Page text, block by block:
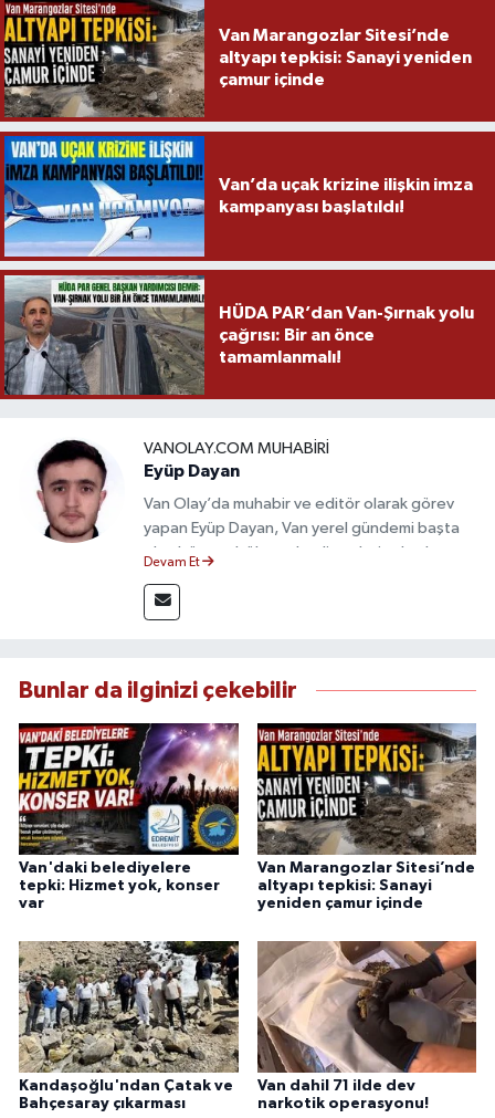
Van Marangozlar Sitesi’nde
altyapı tepkisi: Sanayi yeniden
çamur içinde
Van’da uçak krizine ilişkin imza
kampanyası başlatıldı!
HÜDA PAR’dan Van-Şırnak yolu
çağrısı: Bir an önce
tamamlanmalı!
VANOLAY.COM MUHABIRI
Eyüp Dayan
Van Olay’da muhabir ve editör olarak görev
yapan Eyüp Dayan, Van yerel gündemi başta
olmak üzere bölgesel gelişmeleri sahadan
deneyimiyle doğruluk, tarafsızlık ve etik ilkeleri
esas alan Dayan, güvenilir kaynaklara dayalı
Devam Et
Bunlar da ilginizi çekebilir
Van'daki belediyelere
tepki: Hizmet yok, konser
var
Van Marangozlar Sitesi’nde
altyapı tepkisi: Sanayi
yeniden çamur içinde
Kandaşoğlu'ndan Çatak ve
Bahçesaray çıkarması
Van dahil 71 ilde dev
narkotik operasyonu!